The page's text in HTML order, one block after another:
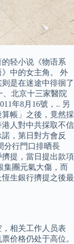
轻小说《物语系
中的女主角。 外
是在迷途中徘徊了
、北京十三家醫院
年8月16號，.. 另
帳」之後，竟然採
人對中共採取不信
，第日對方會反
分行門口排晒長
提，當日提出款項
集團元氣大傷，而
生銀行擠提之後最
相关工作人员表
价格仍处于高位。